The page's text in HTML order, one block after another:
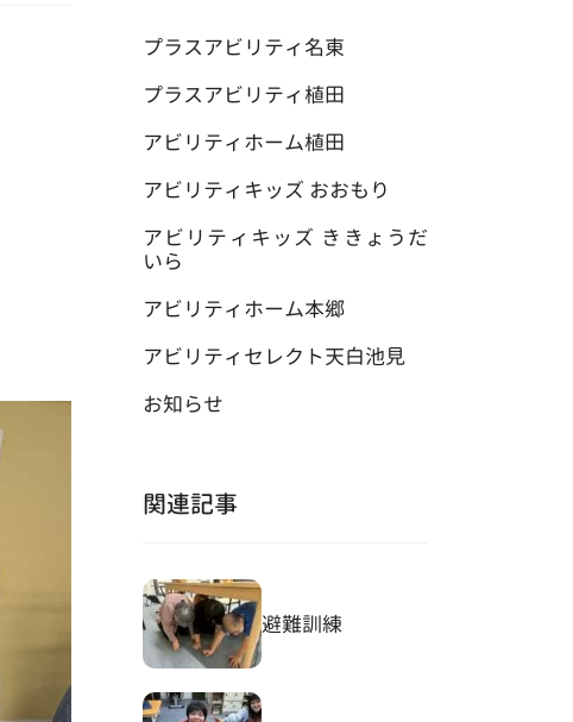
プラスアビリティ名東
プラスアビリティ植田
アビリティホーム植田
アビリティキッズ おおもり
アビリティキッズ ききょうだ
いら
アビリティホーム本郷
アビリティセレクト天白池見
お知らせ
関連記事
避難訓練